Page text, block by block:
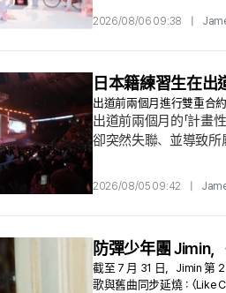
2026/08/06 09:38 |
日本籍練習生在出
出道前兩個月進行雙重合
出道前兩個月的「計畫
卻突然失聯、並導致
管制」措施；目前他正
2026/08/05 09:42 |
防彈少年團 Jimin
截至 7 月 31 日，Jimin 第 2
歌與舊曲同步延燒：〈Like